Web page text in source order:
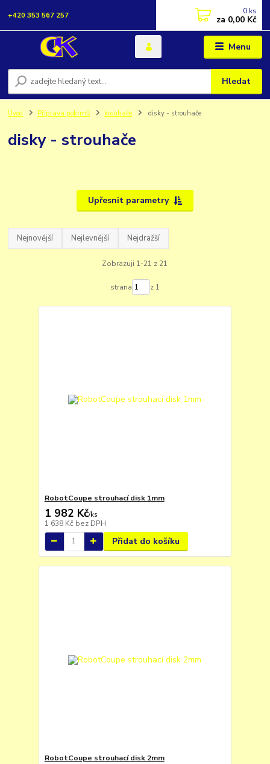
Menu
Hledat
+420 353 567 257 0 ks
za 0,00 Kč
Úvod Příprava pokrmů krouhače disky - strouhače
disky - strouhače
Upřesnit parametry
Nejnovější Nejlevnější Nejdražší
Zobrazuji 1-21 z 21
strana z 1
RobotCoupe strouhací disk 1mm
1 982 Kč/ks
1 638 Kč bez DPH
Přidat do košíku
RobotCoupe strouhací disk 2mm